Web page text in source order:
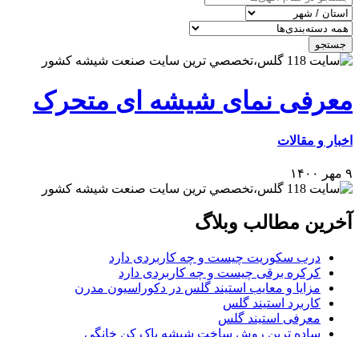
جستجو
معرفی نمای شیشه ای متحرک
اخبار و مقالات
۹ مهر ۱۴۰۰
آخرین مطالب وبلاگ
درب سکوریت چیست و چه کاربردی دارد
کرکره برقی چیست و چه کاربردی دارد
مزایا و معایب استیند گلس در دکوراسیون مدرن
کاربرد استیند گلس
معرفی استیند گلس
ساده ترین روش ساخت شیشه پاک کن خانگی